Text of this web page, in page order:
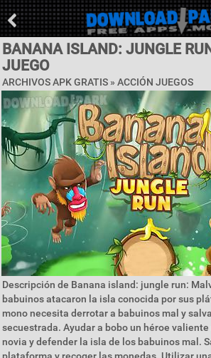
BANANA ISLAND: JUNGLE
JUEGO
ARCHIVOS APK GRATIS » ACCIÓN JUEGOS
Descripción de Banana island: jungle run:
babuinos atacaron la isla conocida por sus
mono necesita derrotar a babuinos mal y
secuestrada. Ayudar a bobo un héroe
novia y defender la isla de los babuinos mal.